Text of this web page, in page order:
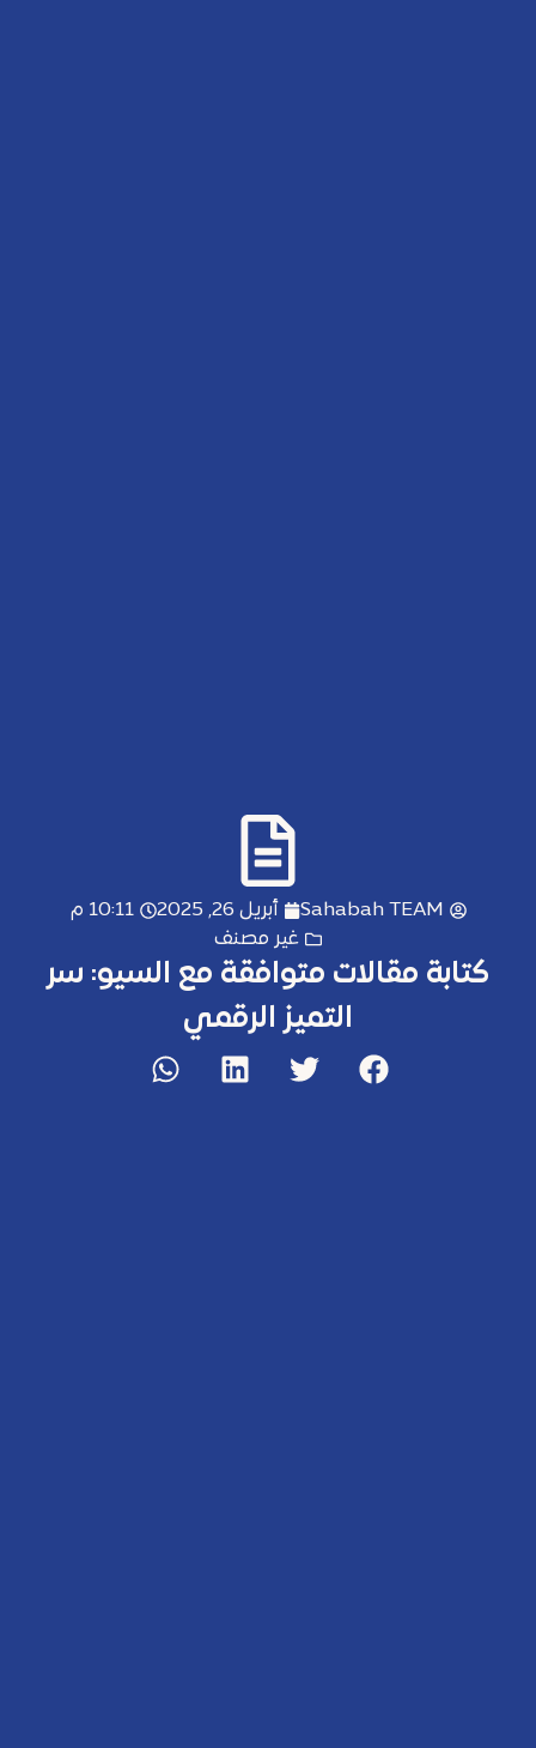
Sahabah TEAM أبريل 26, 2025
10:11 م
غير مصنف
كتابة مقالات متوافقة مع السيو: سر
التميز الرقمي